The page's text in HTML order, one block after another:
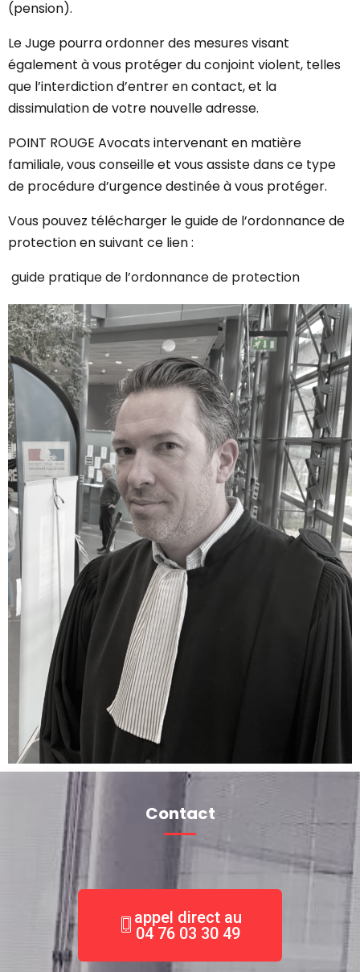
(pension).
Le Juge pourra ordonner des mesures visant
également à vous protéger du conjoint violent, telles
que l’interdiction d’entrer en contact, et la
dissimulation de votre nouvelle adresse.
POINT ROUGE Avocats intervenant en matière
familiale, vous conseille et vous assiste dans ce type
de procédure d’urgence destinée à vous protéger.
Vous pouvez télécharger le guide de l’ordonnance de
protection en suivant ce lien :
guide pratique de l’ordonnance de protection
Contact
appel direct au
04 76 03 30 49